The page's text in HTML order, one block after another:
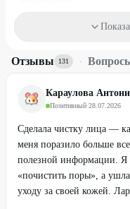
3400₽
%
Отзывы 131 ·
Караулова
Позитивный·28.07.2026
Сделала чистку лица —
меня поразило больше
полезной информации. Я
«почистить поры», а
уходу за своей кожей.